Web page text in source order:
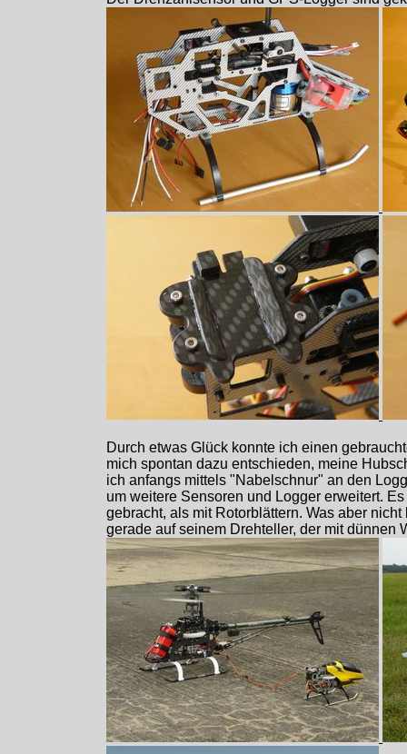
Durch etwas Glück konnte ich einen
mich spontan dazu entschieden, meine
ich anfangs mittels "Nabelschnur" an den
um weitere Sensoren und Logger erweitert.
gebracht, als mit Rotorblättern. Was aber
gerade auf seinem Drehteller, der mit dünnen